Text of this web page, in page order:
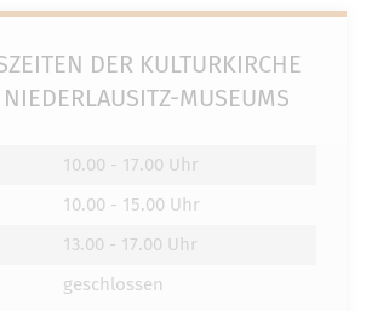
DER KULTURKIRCHE
MUSEUMS
10.00 - 17.00 Uhr
10.00 - 15.00 Uhr
13.00 - 17.00 Uhr
geschlossen